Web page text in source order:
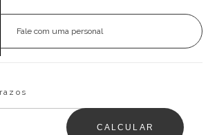
Fale com uma personal
CALCULAR